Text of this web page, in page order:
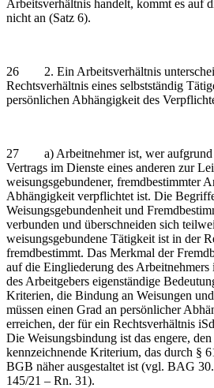
Arbeitsverhältnis handelt, kommt es auf
nicht an (Satz 6).
26 2. Ein Arbeitsverhältnis
Rechtsverhältnis eines selbstständig
persönlichen Abhängigkeit des
27 a) Arbeitnehmer ist, wer aufgrund
Vertrags im Dienste eines anderen zur
weisungsgebundener, fremdbestimmter
Abhängigkeit verpflichtet ist. Die
Weisungsgebundenheit und
verbunden und überschneiden sich
weisungsgebundene Tätigkeit ist in der
fremdbestimmt. Das Merkmal der
auf die Eingliederung des
des Arbeitgebers eigenständige
Kriterien, die Bindung an Weisungen
müssen einen Grad an persönlicher
erreichen, der für ein Rechtsverhältnis
Die Weisungsbindung ist das engere,
kennzeichnende Kriterium, das durch §
BGB näher ausgestaltet ist (vgl. BAG
145/21 – Rn. 31).